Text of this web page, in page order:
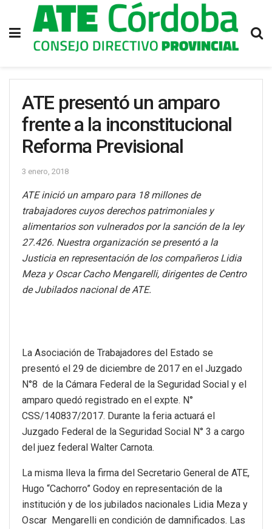
ATE presentó un amparo
frente a la inconstitucional
Reforma Previsional
3 enero, 2018
ATE inició un amparo para 18 millones de
trabajadores cuyos derechos patrimoniales y
alimentarios son vulnerados por la sanción de la ley
27.426. Nuestra organización se presentó a la
Justicia en representación de los compañeros Lidia
Meza y Oscar Cacho Mengarelli, dirigentes de Centro
de Jubilados nacional de ATE.
La Asociación de Trabajadores del Estado se
presentó el 29 de diciembre de 2017 en el Juzgado
N°8 de la Cámara Federal de la Seguridad Social y el
amparo quedó registrado en el expte. N°
CSS/140837/2017. Durante la feria actuará el
Juzgado Federal de la Seguridad Social N° 3 a cargo
del juez federal Walter Carnota.
La misma lleva la firma del Secretario General de ATE,
Hugo “Cachorro” Godoy en representación de la
institución y de los jubilados nacionales Lidia Meza y
Oscar Mengarelli en condición de damnificados. Las